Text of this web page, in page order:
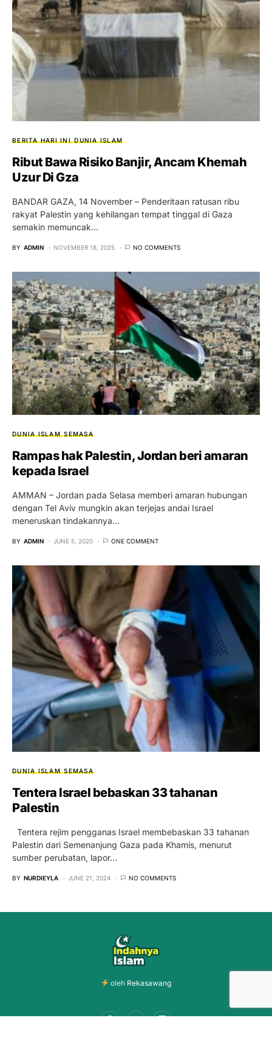
BERITA HARI INI DUNIA ISLAM
Ribut Bawa Risiko Banjir, Ancam Khemah
Uzur Di Gza
BANDAR GAZA, 14 November – Penderitaan ratusan ribu
rakyat Palestin yang kehilangan tempat tinggal di Gaza
semakin memuncak…
BY ADMIN NOVEMBER 18, 2025 NO COMMENTS
DUNIA ISLAM SEMASA
Rampas hak Palestin, Jordan beri amaran
kepada Israel
AMMAN – Jordan pada Selasa memberi amaran hubungan
dengan Tel Aviv mungkin akan terjejas andai Israel
meneruskan tindakannya…
BY ADMIN JUNE 5, 2020 ONE COMMENT
DUNIA ISLAM SEMASA
Tentera Israel bebaskan 33 tahanan
Palestin
Tentera rejim pengganas Israel membebaskan 33 tahanan
Palestin dari Semenanjung Gaza pada Khamis, menurut
sumber perubatan, lapor…
BY NURDIEYLA JUNE 21, 2024 NO COMMENTS
oleh Rekasawang